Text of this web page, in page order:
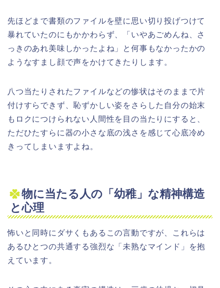
先ほどまで書類のファイルを壁に思い切り投げつけて
暴れていたのにもかかわらず、「いやあごめんね、さ
っきのあれ美味しかったよね」と何事もなかったかの
ようなすまし顔で声をかけてきたりします。
八つ当たりされたファイルなどの惨状はそのままで片
付けすらできず、恥ずかしい姿をさらした自分の始末
もロクにつけられない人間性を目の当たりにすると、
ただひたすらに器の小さな底の浅さを感じて心底冷め
きってしまいますよね。
物に当たる人の「幼稚」な精神構造
と心理
怖いと同時にダサくもあるこの言動ですが、これらは
あるひとつの共通する強烈な「未熟なマインド」を抱
えています。